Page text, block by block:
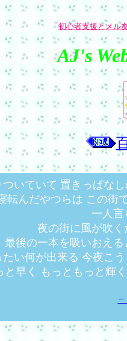
初心者支援とメル
AJ's
いていて 置きっぱな
転んだやつらは この街
一人言
夜の街に風が吹
最後の一本を吸いおえ
たい何が出来る 今夜こ
と早く もっともっと輝